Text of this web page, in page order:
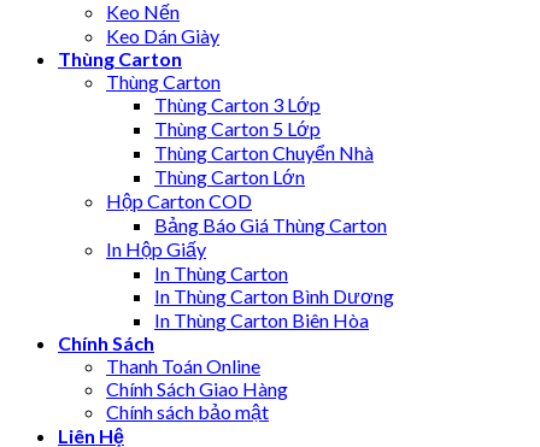
Keo Nến
Keo Dán Giày
Thùng Carton
Thùng Carton
Thùng Carton 3 Lớp
Thùng Carton 5 Lớp
Thùng Carton Chuyển Nhà
Thùng Carton Lớn
Hộp Carton COD
Bảng Báo Giá Thùng Carton
In Hộp Giấy
In Thùng Carton
In Thùng Carton Bình Dương
In Thùng Carton Biên Hòa
Chính Sách
Thanh Toán Online
Chính Sách Giao Hàng
Chính sách bảo mật
Liên Hệ